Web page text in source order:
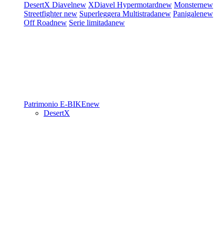
DesertX Diavelnew XDiavel Hypermotardnew Monsternew
Streetfighternew Superleggera Multistradanew Panigalenew
Off Roadnew Serie limitadanew
Patrimonio E-BIKEnew
DesertX